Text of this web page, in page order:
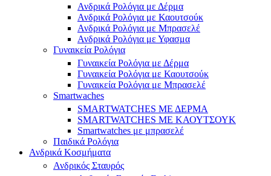
Ανδρικά Ρολόγια με Δέρμα
Ανδρικά Ρολόγια με Καουτσούκ
Ανδρικά Ρολόγια με Μπρασελέ
Ανδρικά Ρολόγια με Υφασμα
Γυναικεία Ρολόγια
Γυναικεία Ρολόγια με Δέρμα
Γυναικεία Ρολόγια με Καουτσούκ
Γυναικεία Ρολόγια με Μπρασελέ
Smartwaches
SMARTWATCHES ΜΕ ΔΕΡΜΑ
SMARTWATCHES ΜΕ ΚΑΟΥΤΣΟΥΚ
Smartwatches με μπρασελέ
Παιδικά Ρολόγια
Ανδρικά Κοσμήματα
Ανδρικός Σταυρός